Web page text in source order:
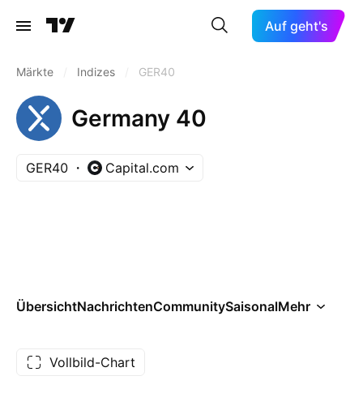
Auf geht's
Märkte Indizes GER40
Germany 40
GER40 Capital.com
ÜbersichtNachrichtenCommunitySaisonalMehr
Vollbild-Chart